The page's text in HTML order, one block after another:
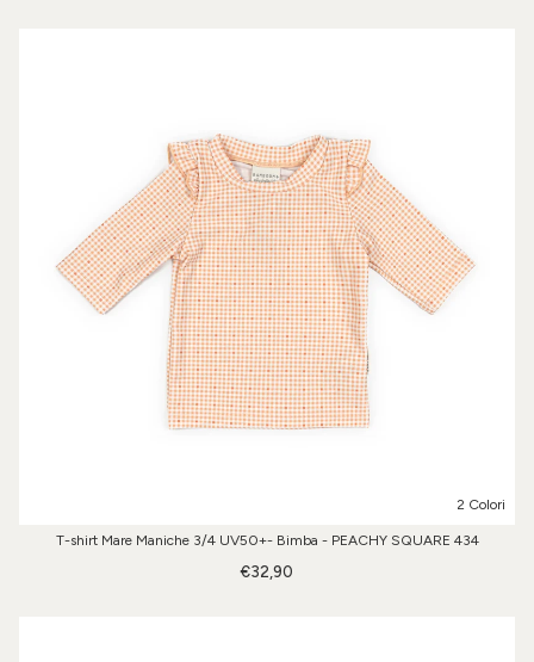
2 Colori
T-shirt Mare Maniche 3/4 UV50+- Bimba - PEACHY SQUARE 434
€32,90